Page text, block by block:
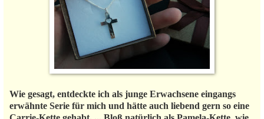
Wie gesagt, entdeckte ich als junge Erwachsene eingangs
erwähnte Serie für mich und hätte auch liebend gern so eine